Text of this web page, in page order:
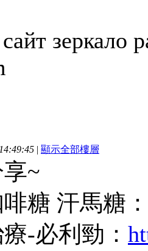
зеркало
| 顯示全部樓層
~
啡糖 汗馬糖
-必利勁：